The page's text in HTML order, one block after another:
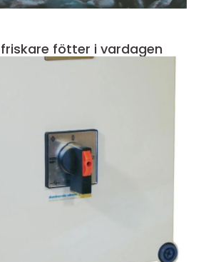
Fotvård i boden friskare fötter i vardagen